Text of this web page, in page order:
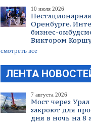
10 июля 2026
Оренбурге.
бизнес-
Виктором
смотреть все
ЛЕНТА
7 августа 2026
Мост через
закроют для
дня в ночь на 8